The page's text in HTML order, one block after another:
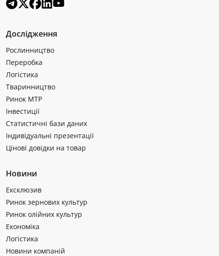
Дослідження
Рослинництво
Переробка
Логістика
Тваринництво
Ринок МТР
Інвестиції
Статистичні бази даних
Індивідуальні презентації
Цінові довідки на товар
Новини
Ексклюзив
Ринок зернових культур
Ринок олійних культур
Економіка
Логістика
Новини компаній